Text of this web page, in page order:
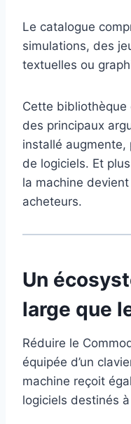
Le catalogue
simulations, des
textuelles ou
Cette bibliothèque
des principaux
installé
de logiciels. Et
la machine
acheteurs.
Un
large que
Réduire le
équipée d’un
machine reçoit
logiciels destinés